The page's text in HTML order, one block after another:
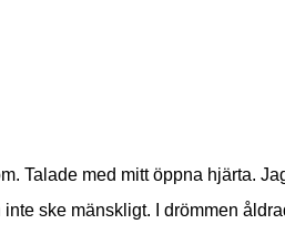
Talade med mitt öppna hjärta.
ske mänskligt. I drömmen